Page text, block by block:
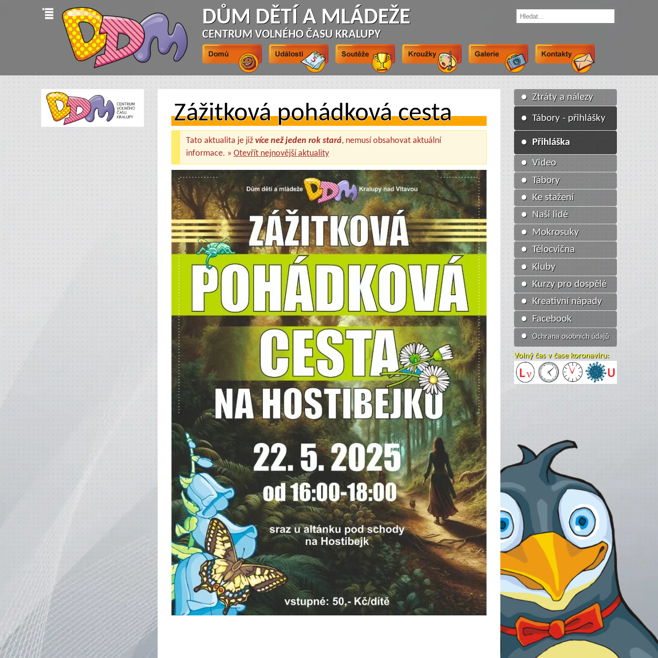
DŮM DĚTÍ A MLÁDEŽE
CENTRUM VOLNÉHO ČASU KRALUPY
● Ztráty a nálezy
● Tábory - přihlášky
● Přihláška
● Video
● Tábory
● Ke stažení
● Naši lidé
● Mokrosuky
● Tělocvična
● Kluby
● Kurzy pro dospělé
● Kreativní nápady
● Facebook
●
Ochrana osobních údajů
Volný čas v čase koronaviru:
Zážitková pohádková cesta
Tato aktualita je již více než jeden rok stará, nemusí obsahovat aktuální
informace. » Otevřít nejnovější aktuality